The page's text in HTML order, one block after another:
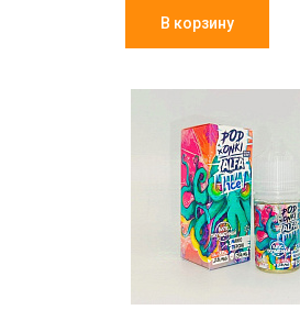
В корзину